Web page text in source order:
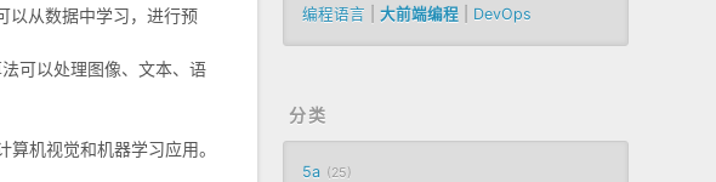
以从数据中学习，进行预
可以处理图像、文本、语
机视觉和机器学习应用。
编程语言 |大前端编程 DevOps
分类
5a 25